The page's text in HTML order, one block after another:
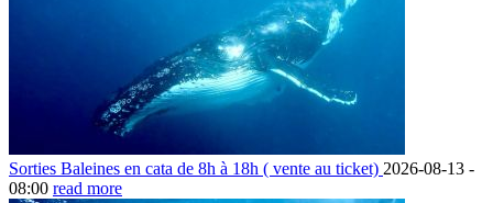
Sorties Baleines en cata de 8h à 18h ( vente au ticket) 2026-08-13 -
08:00 read more